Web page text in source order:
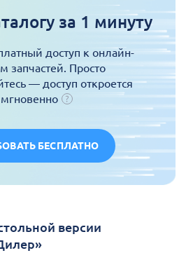
за 1 минуту
доступ к онлайн-
запчастей. Просто
— доступ откроется
мгновенно
БЕСПЛАТНО
версии